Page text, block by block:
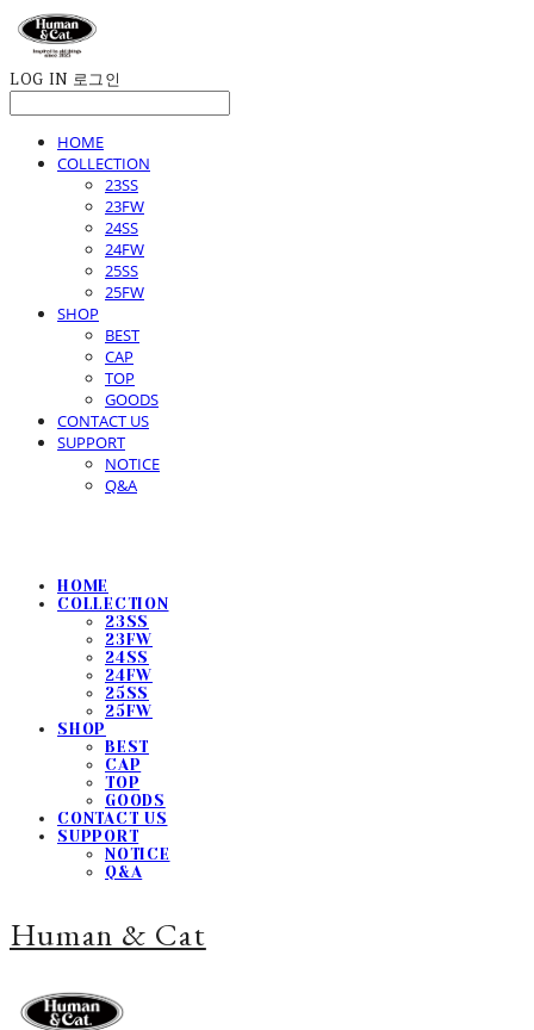
LOG IN 로그인
HOME
COLLECTION
23SS
23FW
24SS
24FW
25SS
25FW
SHOP
BEST
CAP
TOP
GOODS
CONTACT US
SUPPORT
NOTICE
Q&A
HOME
COLLECTION
23SS
23FW
24SS
24FW
25SS
25FW
SHOP
BEST
CAP
TOP
GOODS
CONTACT US
SUPPORT
NOTICE
Q&A
Human & Cat